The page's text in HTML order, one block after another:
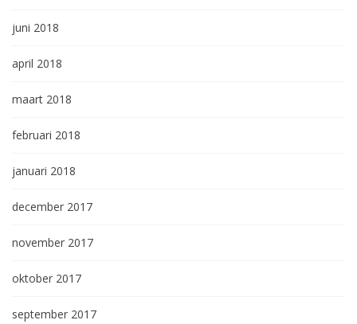
juni 2018
april 2018
maart 2018
februari 2018
januari 2018
december 2017
november 2017
oktober 2017
september 2017